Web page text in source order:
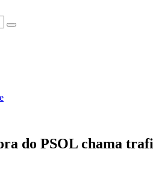
do PSOL chama